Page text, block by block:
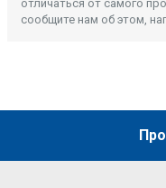
отличаться от самого
сообщите нам об этом,